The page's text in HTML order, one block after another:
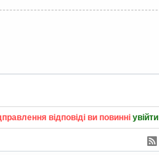
відповіді ви повинні увійти